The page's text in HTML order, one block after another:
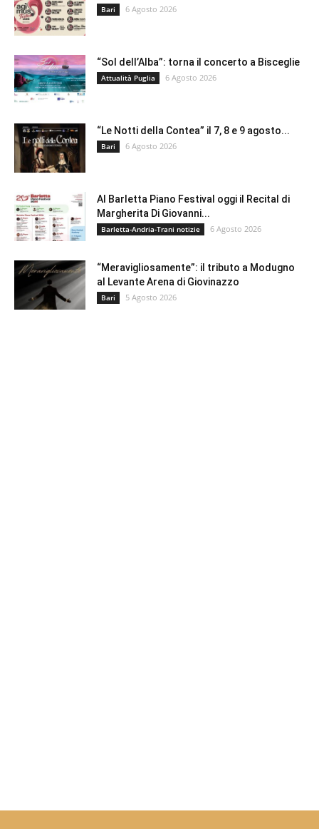
Bari 6 Agosto 2026
“Sol dell’Alba”: torna il concerto a Bisceglie
Attualità Puglia 6 Agosto 2026
“Le Notti della Contea” il 7, 8 e 9 agosto...
Bari 6 Agosto 2026
Al Barletta Piano Festival oggi il Recital di
Margherita Di Giovanni...
Barletta-Andria-Trani notizie 6 Agosto 2026
“Meravigliosamente”: il tributo a Modugno
al Levante Arena di Giovinazzo
Bari 5 Agosto 2026